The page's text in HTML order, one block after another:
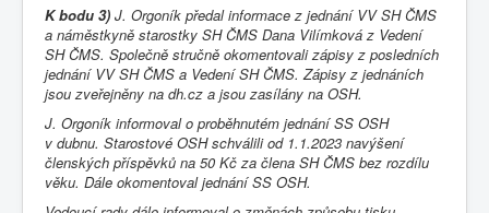
K bodu 3) J. Orgoník předal informace z jednání VV SH ČMS
a náměstkyně starostky SH ČMS Dana Vilímková z Vedení
SH ČMS. Společně stručně okomentovali zápisy z posledních
jednání VV SH ČMS a Vedení SH ČMS. Zápisy z jednáních
jsou zveřejněny na dh.cz a jsou zasílány na OSH.
J. Orgoník informoval o proběhnutém jednání SS OSH
v dubnu. Starostové OSH schválili od 1.1.2023 navýšení
členských příspěvků na 50 Kč za člena SH ČMS bez rozdílu
věku. Dále okomentoval jednání SS OSH.